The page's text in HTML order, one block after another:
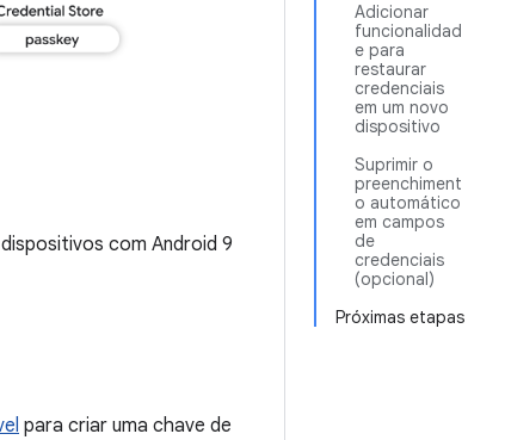
Adicionar
funcionalidad
e para
restaurar
credenciais
em um novo
dispositivo
Suprimir o
preenchiment
o automático
em campos
de
credenciais
(opcional)
Próximas etapas
com Android 9
para criar uma chave de